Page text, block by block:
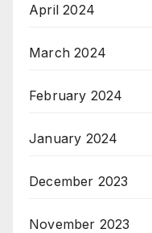
April 2024
March 2024
February 2024
January 2024
December 2023
November 2023